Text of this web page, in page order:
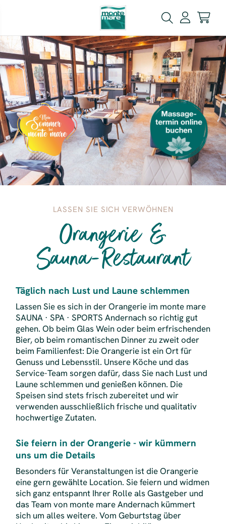
Orangerie &
Sauna-Restaurant
LASSEN SIE SICH VERWÖHNEN
Täglich nach Lust und Laune schlemmen
Lassen Sie es sich in der Orangerie im monte mare
SAUNA · SPA · SPORTS Andernach so richtig gut
gehen. Ob beim Glas Wein oder beim erfrischenden
Bier, ob beim romantischen Dinner zu zweit oder
beim Familienfest: Die Orangerie ist ein Ort für
Genuss und Lebensstil. Unsere Köche und das
Service-Team sorgen dafür, dass Sie nach Lust und
Laune schlemmen und genießen können. Die
Speisen sind stets frisch zubereitet und wir
verwenden ausschließlich frische und qualitativ
hochwertige Zutaten.
Sie feiern in der Orangerie - wir kümmern
uns um die Details
Besonders für Veranstaltungen ist die Orangerie
eine gern gewählte Location. Sie feiern und widmen
sich ganz entspannt Ihrer Rolle als Gastgeber und
das Team von monte mare Andernach kümmert
sich um alles weitere. Vom Geburtstag über